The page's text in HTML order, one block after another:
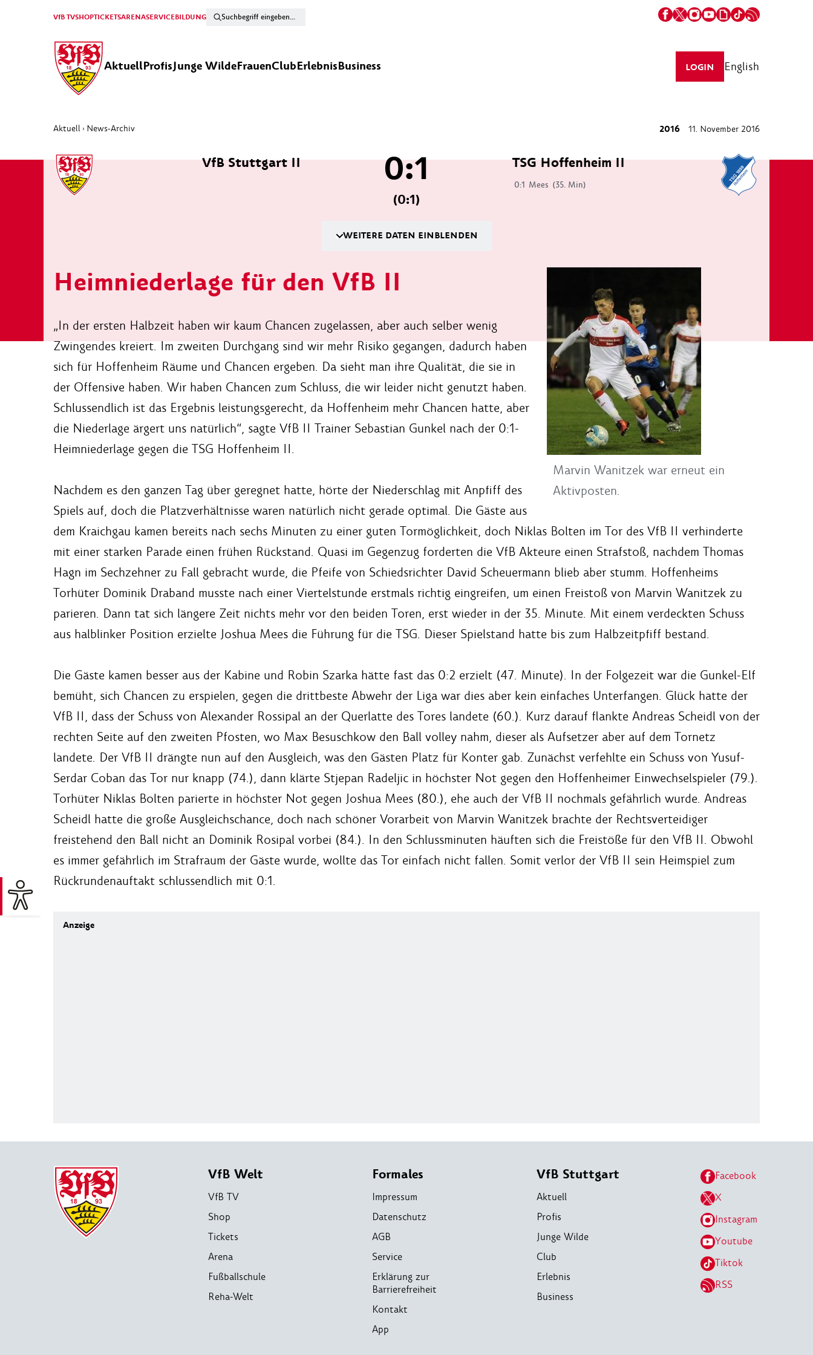
VfB TVSHOPTICKETSARENASERVICEBILDUNG
AktuellProfisJunge WildeFrauenClubErlebnisBusiness LOGIN English
Aktuell › News-Archiv 2016 11. November 2016
VfB Stuttgart II TSG Hoffenheim II
0:1 Mees (35. Min)
0:1
(0:1)
WEITERE DATEN EINBLENDEN
Marvin Wanitzek war erneut ein
Aktivposten.
Heimniederlage für den VfB II
„In der ersten Halbzeit haben wir kaum Chancen zugelassen, aber auch selber wenig
Zwingendes kreiert. Im zweiten Durchgang sind wir mehr Risiko gegangen, dadurch haben
sich für Hoffenheim Räume und Chancen ergeben. Da sieht man ihre Qualität, die sie in
der Offensive haben. Wir haben Chancen zum Schluss, die wir leider nicht genutzt haben.
Schlussendlich ist das Ergebnis leistungsgerecht, da Hoffenheim mehr Chancen hatte, aber
die Niederlage ärgert uns natürlich“, sagte VfB II Trainer Sebastian Gunkel nach der 0:1-
Heimniederlage gegen die TSG Hoffenheim II.
Nachdem es den ganzen Tag über geregnet hatte, hörte der Niederschlag mit Anpfiff des
Spiels auf, doch die Platzverhältnisse waren natürlich nicht gerade optimal. Die Gäste aus
dem Kraichgau kamen bereits nach sechs Minuten zu einer guten Tormöglichkeit, doch Niklas Bolten im Tor des VfB II verhinderte
mit einer starken Parade einen frühen Rückstand. Quasi im Gegenzug forderten die VfB Akteure einen Strafstoß, nachdem Thomas
Hagn im Sechzehner zu Fall gebracht wurde, die Pfeife von Schiedsrichter David Scheuermann blieb aber stumm. Hoffenheims
Torhüter Dominik Draband musste nach einer Viertelstunde erstmals richtig eingreifen, um einen Freistoß von Marvin Wanitzek zu
parieren. Dann tat sich längere Zeit nichts mehr vor den beiden Toren, erst wieder in der 35. Minute. Mit einem verdeckten Schuss
aus halblinker Position erzielte Joshua Mees die Führung für die TSG. Dieser Spielstand hatte bis zum Halbzeitpfiff bestand.
Die Gäste kamen besser aus der Kabine und Robin Szarka hätte fast das 0:2 erzielt (47. Minute). In der Folgezeit war die Gunkel-Elf
bemüht, sich Chancen zu erspielen, gegen die drittbeste Abwehr der Liga war dies aber kein einfaches Unterfangen. Glück hatte der
VfB II, dass der Schuss von Alexander Rossipal an der Querlatte des Tores landete (60.). Kurz darauf flankte Andreas Scheidl von der
rechten Seite auf den zweiten Pfosten, wo Max Besuschkow den Ball volley nahm, dieser als Aufsetzer aber auf dem Tornetz
landete. Der VfB II drängte nun auf den Ausgleich, was den Gästen Platz für Konter gab. Zunächst verfehlte ein Schuss von Yusuf-
Serdar Coban das Tor nur knapp (74.), dann klärte Stjepan Radeljic in höchster Not gegen den Hoffenheimer Einwechselspieler (79.).
Torhüter Niklas Bolten parierte in höchster Not gegen Joshua Mees (80.), ehe auch der VfB II nochmals gefährlich wurde. Andreas
Scheidl hatte die große Ausgleichschance, doch nach schöner Vorarbeit von Marvin Wanitzek brachte der Rechtsverteidiger
freistehend den Ball nicht an Dominik Rosipal vorbei (84.). In den Schlussminuten häuften sich die Freistöße für den VfB II. Obwohl
es immer gefährlich im Strafraum der Gäste wurde, wollte das Tor einfach nicht fallen. Somit verlor der VfB II sein Heimspiel zum
Rückrundenauftakt schlussendlich mit 0:1.
VfB Welt
VfB TV
Shop
Tickets
Arena
Fußballschule
Reha-Welt
Formales
Impressum
Datenschutz
AGB
Service
Erklärung zur
Barrierefreiheit
Kontakt
App
VfB Stuttgart
Aktuell
Profis
Junge Wilde
Club
Erlebnis
Business
Facebook
X
Instagram
Youtube
Tiktok
RSS